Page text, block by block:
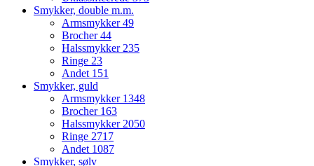
Smykker, double m.m.
Armsmykker49
Brocher44
Halssmykker235
Ringe 23
Andet 151
Smykker, guld
Armsmykker 1348
Brocher 163
Halssmykker2050
Ringe 2717
Andet 1087
Smykker, sølv